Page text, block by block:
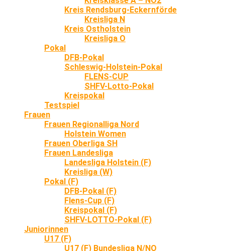
Kreis Rendsburg-Eckernförde
Kreisliga N
Kreis Ostholstein
Kreisliga O
Pokal
DFB-Pokal
Schleswig-Holstein-Pokal
FLENS-CUP
SHFV-Lotto-Pokal
Kreispokal
Testspiel
Frauen
Frauen Regionalliga Nord
Holstein Women
Frauen Oberliga SH
Frauen Landesliga
Landesliga Holstein (F)
Kreisliga (W)
Pokal (F)
DFB-Pokal (F)
Flens-Cup (F)
Kreispokal (F)
SHFV-LOTTO-Pokal (F)
Juniorinnen
U17 (F)
U17 (F) Bundesliga N/NO